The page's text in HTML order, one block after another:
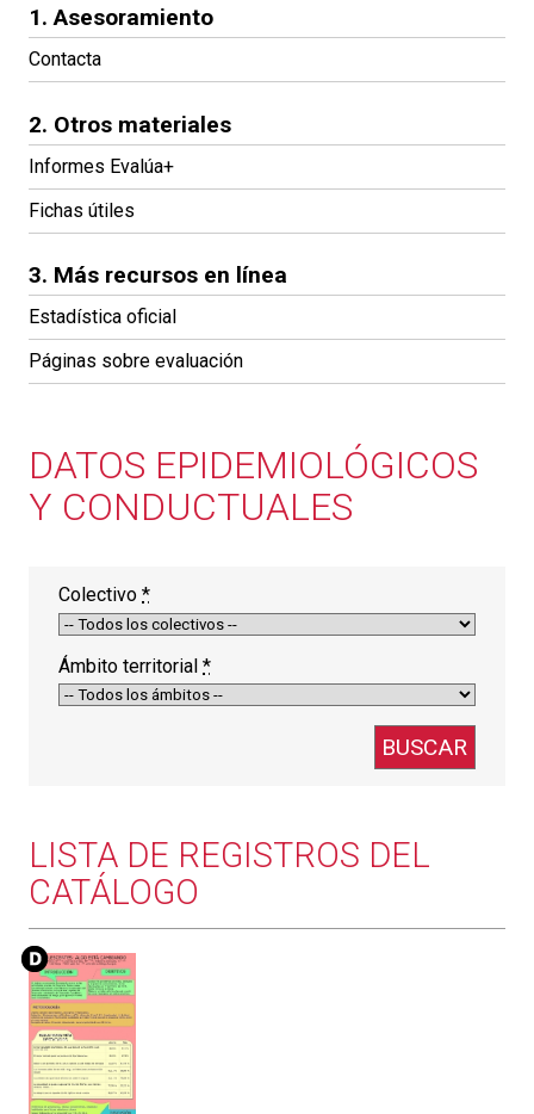
1. Asesoramiento
Contacta
2. Otros materiales
Informes Evalúa+
Fichas útiles
3. Más recursos en línea
Estadística oficial
Páginas sobre evaluación
DATOS EPIDEMIOLÓGICOS
Y CONDUCTUALES
Colectivo *
Ámbito territorial *
LISTA DE REGISTROS DEL
CATÁLOGO